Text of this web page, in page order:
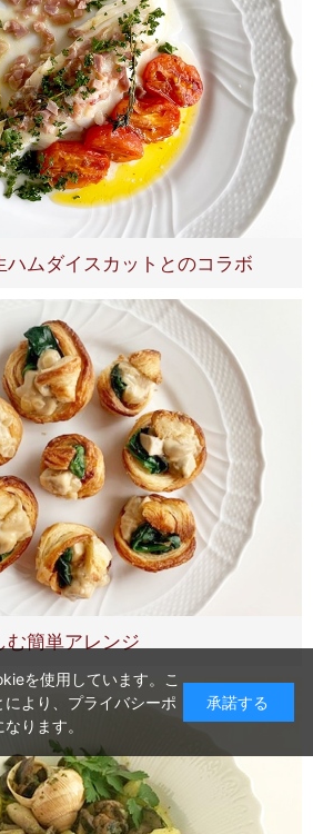
ムダイスカットとのコラボ
む簡単アレンジ
を使用しています。こ
より、 プライバシーポ
ります。
承諾する